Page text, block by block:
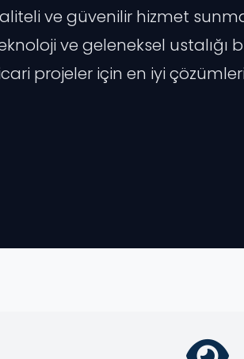
ve güvenilir hizmet
ve geleneksel ustalığı
projeler için en iyi